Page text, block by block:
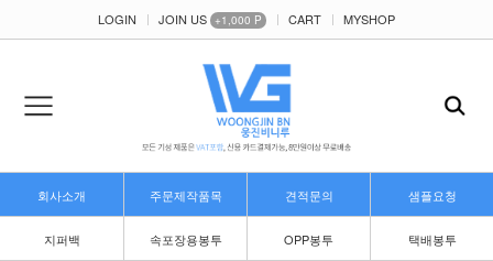
LOGIN JOIN US +1,000 P CART MYSHOP
회사소개 주문제작품목 견적문의 샘플요청
지퍼백 속포장용봉투 OPP봉투 택배봉투